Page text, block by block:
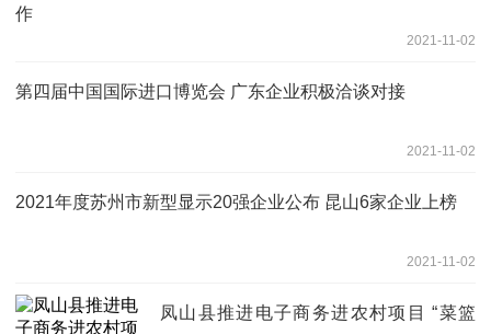
作
2021-11-02
第四届中国国际进口博览会 广东企业积极洽谈对接
2021-11-02
2021年度苏州市新型显示20强企业公布 昆山6家企业上榜
2021-11-02
凤山县推进电子商务进农村项目 “菜篮